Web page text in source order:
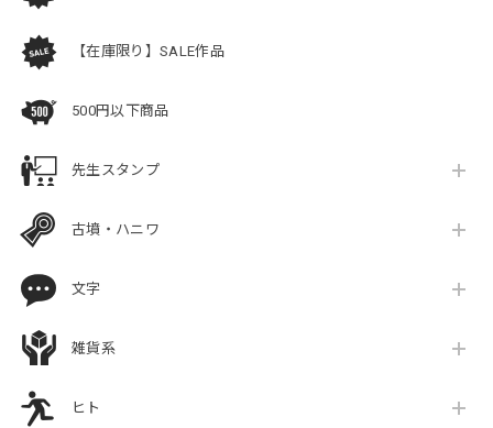
【在庫限り】SALE作品
500円以下商品
先生スタンプ
古墳・ハニワ
文字
雑貨系
ヒト